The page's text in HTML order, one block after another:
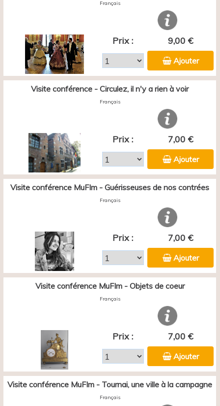
Français
Prix : 9,00 €
Ajouter
Visite conférence - Circulez, il n'y a rien à voir
Français
Prix : 7,00 €
Ajouter
Visite conférence MuFIm - Guérisseuses de nos contrées
Français
Prix : 7,00 €
Ajouter
Visite conférence MuFIm - Objets de coeur
Français
Prix : 7,00 €
Ajouter
Visite conférence MuFIm - Tournai, une ville à la campagne
Français